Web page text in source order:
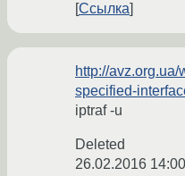
Ссылка
http://
specified-
iptraf -u
Deleted
26.02.2016